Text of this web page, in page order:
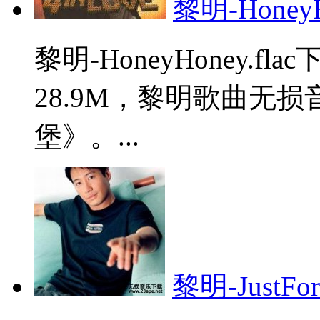
黎明-
黎明-HoneyHoney.flac
28.9M，黎明歌曲无损
堡》。...
黎明-